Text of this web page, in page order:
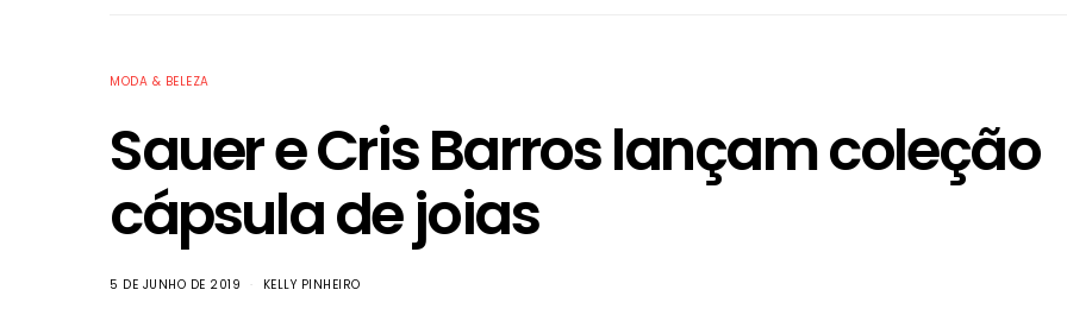
MODA & BELEZA
Sauer e Cris Barros lançam coleção
cápsula de joias
5 DE JUNHO DE 2019 KELLY PINHEIRO